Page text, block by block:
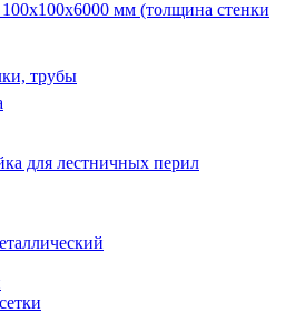
трубы
для лестничных перил